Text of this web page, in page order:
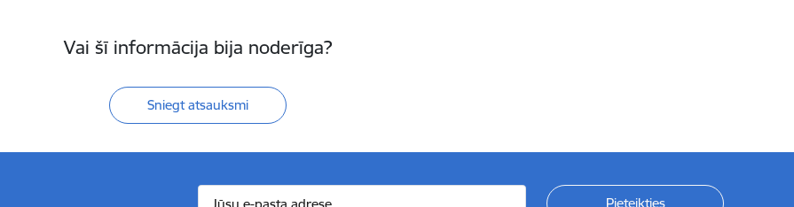
Vai šī informācija bija noderīga?
Sniegt atsauksmi